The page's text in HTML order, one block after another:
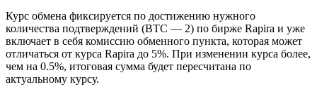
Курс обмена фиксируется по достижению нужного
количества подтверждений (BTC — 2) по бирже Rapira и уже
включает в себя комиссию обменного пункта, которая может
отличаться от курса Rapira до 5%. При изменении курса более,
чем на 0.5%, итоговая сумма будет пересчитана по
актуальному курсу.